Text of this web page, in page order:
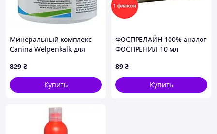
Минеральный комплекс
Canina Welpenkalk для
150 г 150 табл. (120741 AD)
829 ₴
Купить
ФОСПРЕЛАЙН 100% аналог
ФОСПРЕНИЛ 10 мл
89 ₴
Купить